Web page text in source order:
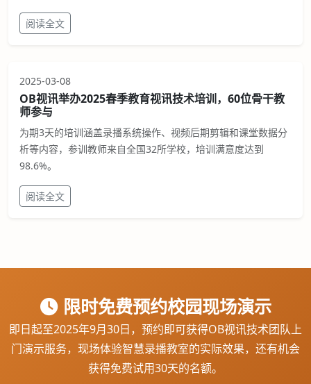
阅读全文
2025-03-08
OB视讯举办2025春季教育视讯技术培训，60位骨干教
师参与
为期3天的培训涵盖录播系统操作、视频后期剪辑和课堂数据分
析等内容，参训教师来自全国32所学校，培训满意度达到
98.6%。
阅读全文
限时免费预约校园现场演示
即日起至2025年9月30日，预约即可获得OB视讯技术团队上
门演示服务，现场体验智慧录播教室的实际效果，还有机会
获得免费试用30天的名额。